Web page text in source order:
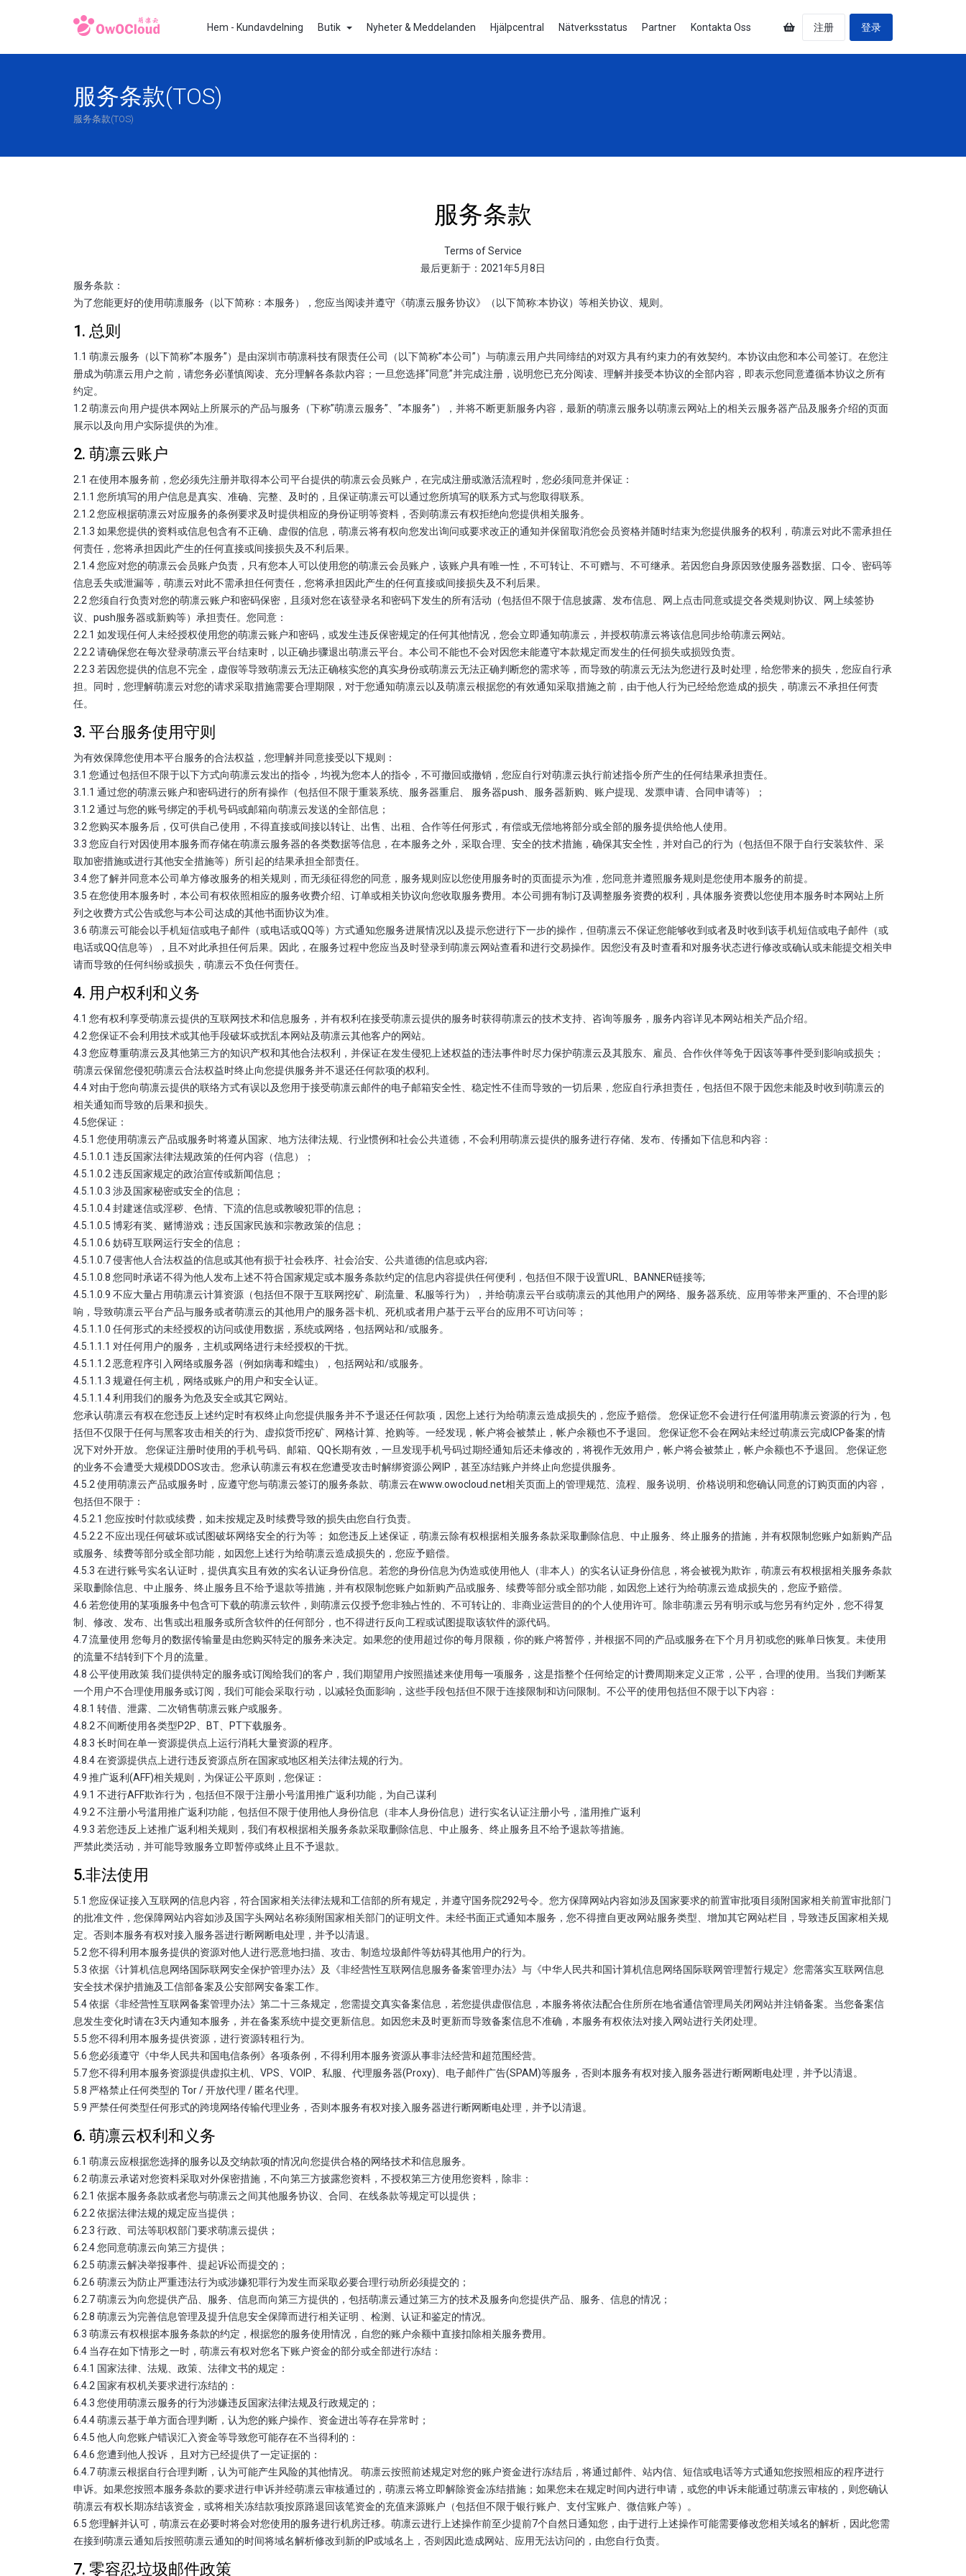
Hem - Kundavdelning Butik Nyheter & Meddelanden Hjälpcentral Nätverksstatus Partner Kontakta Oss 注册 登录
服务条款(TOS)
服务条款(TOS)
服务条款
Terms of Service
最后更新于：2021年5月8日
服务条款：
为了您能更好的使用萌凛服务（以下简称：本服务），您应当阅读并遵守《萌凛云服务协议》（以下简称:本协议）等相关协议、规则。
1. 总则
1.1 萌凛云服务（以下简称”本服务”）是由深圳市萌凛科技有限责任公司（以下简称”本公司”）与萌凛云用户共同缔结的对双方具有约束力的有效契约。本协议由您和本公司签订。在您注
册成为萌凛云用户之前，请您务必谨慎阅读、充分理解各条款内容；一旦您选择”同意”并完成注册，说明您已充分阅读、理解并接受本协议的全部内容，即表示您同意遵循本协议之所有
约定。
1.2 萌凛云向用户提供本网站上所展示的产品与服务（下称”萌凛云服务”、”本服务”），并将不断更新服务内容，最新的萌凛云服务以萌凛云网站上的相关云服务器产品及服务介绍的页面
展示以及向用户实际提供的为准。
2. 萌凛云账户
2.1 在使用本服务前，您必须先注册并取得本公司平台提供的萌凛云会员账户，在完成注册或激活流程时，您必须同意并保证：
2.1.1 您所填写的用户信息是真实、准确、完整、及时的，且保证萌凛云可以通过您所填写的联系方式与您取得联系。
2.1.2 您应根据萌凛云对应服务的条例要求及时提供相应的身份证明等资料，否则萌凛云有权拒绝向您提供相关服务。
2.1.3 如果您提供的资料或信息包含有不正确、虚假的信息，萌凛云将有权向您发出询问或要求改正的通知并保留取消您会员资格并随时结束为您提供服务的权利，萌凛云对此不需承担任
何责任，您将承担因此产生的任何直接或间接损失及不利后果。
2.1.4 您应对您的萌凛云会员账户负责，只有您本人可以使用您的萌凛云会员账户，该账户具有唯一性，不可转让、不可赠与、不可继承。若因您自身原因致使服务器数据、口令、密码等
信息丢失或泄漏等，萌凛云对此不需承担任何责任，您将承担因此产生的任何直接或间接损失及不利后果。
2.2 您须自行负责对您的萌凛云账户和密码保密，且须对您在该登录名和密码下发生的所有活动（包括但不限于信息披露、发布信息、网上点击同意或提交各类规则协议、网上续签协
议、push服务器或新购等）承担责任。您同意：
2.2.1 如发现任何人未经授权使用您的萌凛云账户和密码，或发生违反保密规定的任何其他情况，您会立即通知萌凛云，并授权萌凛云将该信息同步给萌凛云网站。
2.2.2 请确保您在每次登录萌凛云平台结束时，以正确步骤退出萌凛云平台。本公司不能也不会对因您未能遵守本款规定而发生的任何损失或损毁负责。
2.2.3 若因您提供的信息不完全，虚假等导致萌凛云无法正确核实您的真实身份或萌凛云无法正确判断您的需求等，而导致的萌凛云无法为您进行及时处理，给您带来的损失，您应自行承
担。同时，您理解萌凛云对您的请求采取措施需要合理期限，对于您通知萌凛云以及萌凛云根据您的有效通知采取措施之前，由于他人行为已经给您造成的损失，萌凛云不承担任何责
任。
3. 平台服务使用守则
为有效保障您使用本平台服务的合法权益，您理解并同意接受以下规则：
3.1 您通过包括但不限于以下方式向萌凛云发出的指令，均视为您本人的指令，不可撤回或撤销，您应自行对萌凛云执行前述指令所产生的任何结果承担责任。
3.1.1 通过您的萌凛云账户和密码进行的所有操作（包括但不限于重装系统、服务器重启、 服务器push、服务器新购、账户提现、发票申请、合同申请等）；
3.1.2 通过与您的账号绑定的手机号码或邮箱向萌凛云发送的全部信息；
3.2 您购买本服务后，仅可供自己使用，不得直接或间接以转让、出售、出租、合作等任何形式，有偿或无偿地将部分或全部的服务提供给他人使用。
3.3 您应自行对因使用本服务而存储在萌凛云服务器的各类数据等信息，在本服务之外，采取合理、安全的技术措施，确保其安全性，并对自己的行为（包括但不限于自行安装软件、采
取加密措施或进行其他安全措施等）所引起的结果承担全部责任。
3.4 您了解并同意本公司单方修改服务的相关规则，而无须征得您的同意，服务规则应以您使用服务时的页面提示为准，您同意并遵照服务规则是您使用本服务的前提。
3.5 在您使用本服务时，本公司有权依照相应的服务收费介绍、订单或相关协议向您收取服务费用。本公司拥有制订及调整服务资费的权利，具体服务资费以您使用本服务时本网站上所
列之收费方式公告或您与本公司达成的其他书面协议为准。
3.6 萌凛云可能会以手机短信或电子邮件（或电话或QQ等）方式通知您服务进展情况以及提示您进行下一步的操作，但萌凛云不保证您能够收到或者及时收到该手机短信或电子邮件（或
电话或QQ信息等），且不对此承担任何后果。因此，在服务过程中您应当及时登录到萌凛云网站查看和进行交易操作。因您没有及时查看和对服务状态进行修改或确认或未能提交相关申
请而导致的任何纠纷或损失，萌凛云不负任何责任。
4. 用户权利和义务
4.1 您有权利享受萌凛云提供的互联网技术和信息服务，并有权利在接受萌凛云提供的服务时获得萌凛云的技术支持、咨询等服务，服务内容详见本网站相关产品介绍。
4.2 您保证不会利用技术或其他手段破坏或扰乱本网站及萌凛云其他客户的网站。
4.3 您应尊重萌凛云及其他第三方的知识产权和其他合法权利，并保证在发生侵犯上述权益的违法事件时尽力保护萌凛云及其股东、雇员、合作伙伴等免于因该等事件受到影响或损失；
萌凛云保留您侵犯萌凛云合法权益时终止向您提供服务并不退还任何款项的权利。
4.4 对由于您向萌凛云提供的联络方式有误以及您用于接受萌凛云邮件的电子邮箱安全性、稳定性不佳而导致的一切后果，您应自行承担责任，包括但不限于因您未能及时收到萌凛云的
相关通知而导致的后果和损失。
4.5您保证：
4.5.1 您使用萌凛云产品或服务时将遵从国家、地方法律法规、行业惯例和社会公共道德，不会利用萌凛云提供的服务进行存储、发布、传播如下信息和内容：
4.5.1.0.1 违反国家法律法规政策的任何内容（信息）；
4.5.1.0.2 违反国家规定的政治宣传或新闻信息；
4.5.1.0.3 涉及国家秘密或安全的信息；
4.5.1.0.4 封建迷信或淫秽、色情、下流的信息或教唆犯罪的信息；
4.5.1.0.5 博彩有奖、赌博游戏；违反国家民族和宗教政策的信息；
4.5.1.0.6 妨碍互联网运行安全的信息；
4.5.1.0.7 侵害他人合法权益的信息或其他有损于社会秩序、社会治安、公共道德的信息或内容;
4.5.1.0.8 您同时承诺不得为他人发布上述不符合国家规定或本服务条款约定的信息内容提供任何便利，包括但不限于设置URL、BANNER链接等;
4.5.1.0.9 不应大量占用萌凛云计算资源（包括但不限于互联网挖矿、刷流量、私服等行为），并给萌凛云平台或萌凛云的其他用户的网络、服务器系统、应用等带来严重的、不合理的影
响，导致萌凛云平台产品与服务或者萌凛云的其他用户的服务器卡机、死机或者用户基于云平台的应用不可访问等；
4.5.1.1.0 任何形式的未经授权的访问或使用数据，系统或网络，包括网站和/或服务。
4.5.1.1.1 对任何用户的服务，主机或网络进行未经授权的干扰。
4.5.1.1.2 恶意程序引入网络或服务器（例如病毒和蠕虫），包括网站和/或服务。
4.5.1.1.3 规避任何主机，网络或账户的用户和安全认证。
4.5.1.1.4 利用我们的服务为危及安全或其它网站。
您承认萌凛云有权在您违反上述约定时有权终止向您提供服务并不予退还任何款项，因您上述行为给萌凛云造成损失的，您应予赔偿。 您保证您不会进行任何滥用萌凛云资源的行为，包
括但不仅限于任何与黑客攻击相关的行为、虚拟货币挖矿、网格计算、抢购等。一经发现，帐户将会被禁止，帐户余额也不予退回。 您保证您不会在网站未经过萌凛云完成ICP备案的情
况下对外开放。 您保证注册时使用的手机号码、邮箱、QQ长期有效，一旦发现手机号码过期经通知后还未修改的，将视作无效用户，帐户将会被禁止，帐户余额也不予退回。 您保证您
的业务不会遭受大规模DDOS攻击。您承认萌凛云有权在您遭受攻击时解绑资源公网IP，甚至冻结账户并终止向您提供服务。
4.5.2 使用萌凛云产品或服务时，应遵守您与萌凛云签订的服务条款、萌凛云在www.owocloud.net相关页面上的管理规范、流程、服务说明、价格说明和您确认同意的订购页面的内容，
包括但不限于：
4.5.2.1 您应按时付款或续费，如未按规定及时续费导致的损失由您自行负责。
4.5.2.2 不应出现任何破坏或试图破坏网络安全的行为等； 如您违反上述保证，萌凛云除有权根据相关服务条款采取删除信息、中止服务、终止服务的措施，并有权限制您账户如新购产品
或服务、续费等部分或全部功能，如因您上述行为给萌凛云造成损失的，您应予赔偿。
4.5.3 在进行账号实名认证时，提供真实且有效的实名认证身份信息。若您的身份信息为伪造或使用他人（非本人）的实名认证身份信息，将会被视为欺诈，萌凛云有权根据相关服务条款
采取删除信息、中止服务、终止服务且不给予退款等措施，并有权限制您账户如新购产品或服务、续费等部分或全部功能，如因您上述行为给萌凛云造成损失的，您应予赔偿。
4.6 若您使用的某项服务中包含可下载的萌凛云软件，则萌凛云仅授予您非独占性的、不可转让的、非商业运营目的的个人使用许可。除非萌凛云另有明示或与您另有约定外，您不得复
制、修改、发布、出售或出租服务或所含软件的任何部分，也不得进行反向工程或试图提取该软件的源代码。
4.7 流量使用 您每月的数据传输量是由您购买特定的服务来决定。如果您的使用超过你的每月限额，你的账户将暂停，并根据不同的产品或服务在下个月月初或您的账单日恢复。未使用
的流量不结转到下个月的流量。
4.8 公平使用政策 我们提供特定的服务或订阅给我们的客户，我们期望用户按照描述来使用每一项服务，这是指整个任何给定的计费周期来定义正常，公平，合理的使用。当我们判断某
一个用户不合理使用服务或订阅，我们可能会采取行动，以减轻负面影响，这些手段包括但不限于连接限制和访问限制。不公平的使用包括但不限于以下内容：
4.8.1 转借、泄露、二次销售萌凛云账户或服务。
4.8.2 不间断使用各类型P2P、BT、PT下载服务。
4.8.3 长时间在单一资源提供点上运行消耗大量资源的程序。
4.8.4 在资源提供点上进行违反资源点所在国家或地区相关法律法规的行为。
4.9 推广返利(AFF)相关规则，为保证公平原则，您保证：
4.9.1 不进行AFF欺诈行为，包括但不限于注册小号滥用推广返利功能，为自己谋利
4.9.2 不注册小号滥用推广返利功能，包括但不限于使用他人身份信息（非本人身份信息）进行实名认证注册小号，滥用推广返利
4.9.3 若您违反上述推广返利相关规则，我们有权根据相关服务条款采取删除信息、中止服务、终止服务且不给予退款等措施。
严禁此类活动，并可能导致服务立即暂停或终止且不予退款。
5.非法使用
5.1 您应保证接入互联网的信息内容，符合国家相关法律法规和工信部的所有规定，并遵守国务院292号令。您方保障网站内容如涉及国家要求的前置审批项目须附国家相关前置审批部门
的批准文件，您保障网站内容如涉及国字头网站名称须附国家相关部门的证明文件。未经书面正式通知本服务，您不得擅自更改网站服务类型、增加其它网站栏目，导致违反国家相关规
定。否则本服务有权对接入服务器进行断网断电处理，并予以清退。
5.2 您不得利用本服务提供的资源对他人进行恶意地扫描、攻击、制造垃圾邮件等妨碍其他用户的行为。
5.3 依据《计算机信息网络国际联网安全保护管理办法》及《非经营性互联网信息服务备案管理办法》与《中华人民共和国计算机信息网络国际联网管理暂行规定》您需落实互联网信息
安全技术保护措施及工信部备案及公安部网安备案工作。
5.4 依据《非经营性互联网备案管理办法》第二十三条规定，您需提交真实备案信息，若您提供虚假信息，本服务将依法配合住所所在地省通信管理局关闭网站并注销备案。当您备案信
息发生变化时请在3天内通知本服务，并在备案系统中提交更新信息。如因您未及时更新而导致备案信息不准确，本服务有权依法对接入网站进行关闭处理。
5.5 您不得利用本服务提供资源，进行资源转租行为。
5.6 您必须遵守《中华人民共和国电信条例》各项条例，不得利用本服务资源从事非法经营和超范围经营。
5.7 您不得利用本服务资源提供虚拟主机、VPS、VOIP、私服、代理服务器(Proxy)、电子邮件广告(SPAM)等服务，否则本服务有权对接入服务器进行断网断电处理，并予以清退。
5.8 严格禁止任何类型的 Tor / 开放代理 / 匿名代理。
5.9 严禁任何类型任何形式的跨境网络传输代理业务，否则本服务有权对接入服务器进行断网断电处理，并予以清退。
6. 萌凛云权利和义务
6.1 萌凛云应根据您选择的服务以及交纳款项的情况向您提供合格的网络技术和信息服务。
6.2 萌凛云承诺对您资料采取对外保密措施，不向第三方披露您资料，不授权第三方使用您资料，除非：
6.2.1 依据本服务条款或者您与萌凛云之间其他服务协议、合同、在线条款等规定可以提供；
6.2.2 依据法律法规的规定应当提供；
6.2.3 行政、司法等职权部门要求萌凛云提供；
6.2.4 您同意萌凛云向第三方提供；
6.2.5 萌凛云解决举报事件、提起诉讼而提交的；
6.2.6 萌凛云为防止严重违法行为或涉嫌犯罪行为发生而采取必要合理行动所必须提交的；
6.2.7 萌凛云为向您提供产品、服务、信息而向第三方提供的，包括萌凛云通过第三方的技术及服务向您提供产品、服务、信息的情况；
6.2.8 萌凛云为完善信息管理及提升信息安全保障而进行相关证明 、检测、认证和鉴定的情况。
6.3 萌凛云有权根据本服务条款的约定，根据您的服务使用情况，自您的账户余额中直接扣除相关服务费用。
6.4 当存在如下情形之一时，萌凛云有权对您名下账户资金的部分或全部进行冻结：
6.4.1 国家法律、法规、政策、法律文书的规定：
6.4.2 国家有权机关要求进行冻结的：
6.4.3 您使用萌凛云服务的行为涉嫌违反国家法律法规及行政规定的；
6.4.4 萌凛云基于单方面合理判断，认为您的账户操作、资金进出等存在异常时；
6.4.5 他人向您账户错误汇入资金等导致您可能存在不当得利的：
6.4.6 您遭到他人投诉， 且对方已经提供了一定证据的：
6.4.7 萌凛云根据自行合理判断，认为可能产生风险的其他情况。 萌凛云按照前述规定对您的账户资金进行冻结后，将通过邮件、站内信、短信或电话等方式通知您按照相应的程序进行
申诉。如果您按照本服务条款的要求进行申诉并经萌凛云审核通过的，萌凛云将立即解除资金冻结措施；如果您未在规定时间内进行申请，或您的申诉未能通过萌凛云审核的，则您确认
萌凛云有权长期冻结该资金，或将相关冻结款项按原路退回该笔资金的充值来源账户（包括但不限于银行账户、支付宝账户、微信账户等）。
6.5 您理解并认可，萌凛云在必要时将会对您使用的服务进行机房迁移。萌凛云进行上述操作前至少提前7个自然日通知您，由于进行上述操作可能需要修改您相关域名的解析，因此您需
在接到萌凛云通知后按照萌凛云通知的时间将域名解析修改到新的IP或域名上，否则因此造成网站、应用无法访问的，由您自行负责。
7. 零容忍垃圾邮件政策